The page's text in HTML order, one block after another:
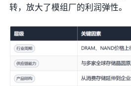
转，放大了模组厂的利润弹性。